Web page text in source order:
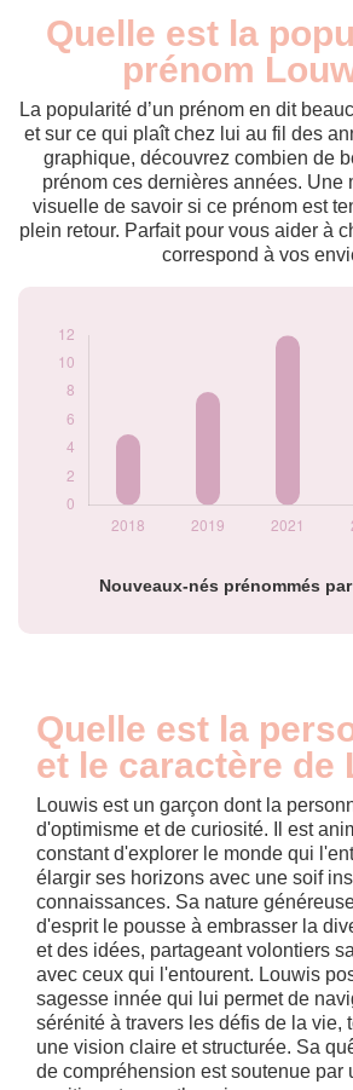
Quelle est la
prénom
La popularité d’un prénom en dit
et sur ce qui plaît chez lui au fil des
graphique, découvrez combien de
prénom ces dernières années. Une
visuelle de savoir si ce prénom est
plein retour. Parfait pour vous aider à
correspond à vos
Nouveaux-nés prénommés
Popularité du
prénom Louwis par
Année
Nouveaux-
nés
2019
8
2021
12
2022
6
2023
5
Quelle est la
et le caractère de
Louwis est un garçon dont la
d'optimisme et de curiosité. Il est
constant d'explorer le monde qui
élargir ses horizons avec une soif
connaissances. Sa nature
d'esprit le pousse à embrasser la
et des idées, partageant volontiers
avec ceux qui l'entourent. Louwis
sagesse innée qui lui permet de
sérénité à travers les défis de la vie,
une vision claire et structurée. Sa
de compréhension est soutenue par